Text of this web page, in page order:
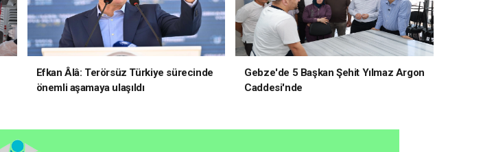
Efkan Âlâ: Terörsüz Türkiye sürecinde
önemli aşamaya ulaşıldı
Gebze'de 5 Başkan Şehit Yılmaz Argon
Caddesi'nde